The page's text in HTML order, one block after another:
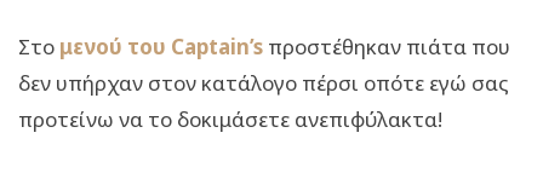
Στο μενού του Captain’s προστέθηκαν πιάτα που
δεν υπήρχαν στον κατάλογο πέρσι οπότε εγώ σας
προτείνω να το δοκιμάσετε ανεπιφύλακτα!